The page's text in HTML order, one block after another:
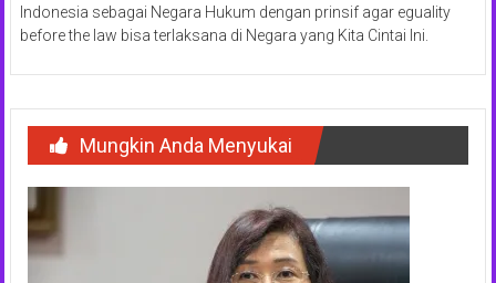
Indonesia sebagai Negara Hukum dengan prinsif agar eguality
before the law bisa terlaksana di Negara yang Kita Cintai Ini.
Mungkin Anda Menyukai